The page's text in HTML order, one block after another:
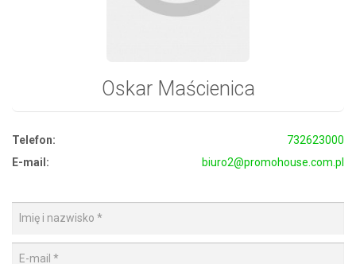
Oskar Maścienica
Telefon:
732623000
E-mail:
biuro2@promohouse.com.pl